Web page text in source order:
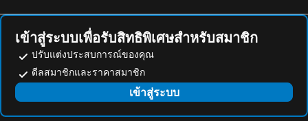
เข้าสู่ระบบเพื่อรับสิทธิพิเศษสำหรับสมาชิก
ปรับแต่งประสบการณ์ของคุณ
ดีลสมาชิกและราคาสมาชิก
เข้าสู่ระบบ